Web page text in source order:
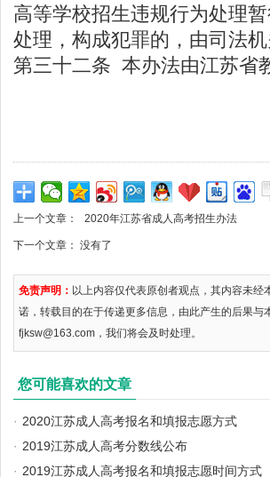
高等学校招生违规行为处理
处理，构成犯罪的，由司法
第三十二条 本办法由江苏省
上一个文章： 2020年江苏省成人高考招生办法
下一个文章： 没有了
免责声明： 以上内容仅代表原创者观点，其内容未
诺，转载目的在于传递更多信息，由此产生的后果
fjksw@163.com，我们将会及时处理。
您可能喜欢的文章
· 2020江苏成人高考报名和填报志愿方式
· 2019江苏成人高考分数线公布
· 2019江苏成人高考报名和填报志愿时间方式